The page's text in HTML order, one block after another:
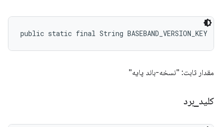
public static final String BASEBAND_VERSION_KEY
مقدار ثابت: "نسخه-باند پایه"
کلید _برد